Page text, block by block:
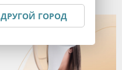
ДРУГОЙ ГОРОД